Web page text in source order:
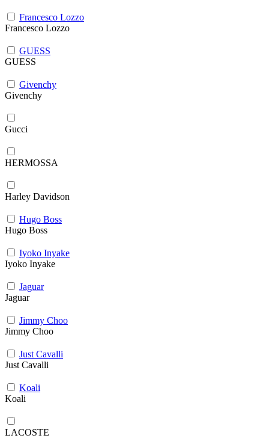
Francesco Lozzo
Francesco Lozzo
GUESS
GUESS
Givenchy
Givenchy
Gucci
HERMOSSA
Harley Davidson
Hugo Boss
Hugo Boss
Iyoko Inyake
Iyoko Inyake
Jaguar
Jaguar
Jimmy Choo
Jimmy Choo
Just Cavalli
Just Cavalli
Koali
Koali
LACOSTE